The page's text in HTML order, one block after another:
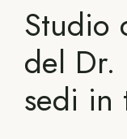
Studio
del Dr.
sedi in